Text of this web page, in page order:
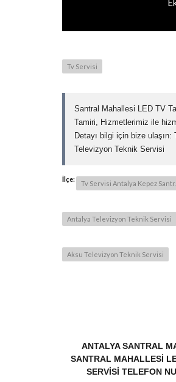
Tv Servisi
Santral Mahallesi LED TV
Tamiri, Hizmetlerimiz ile
Detayı bilgi için bize
Televizyon Teknik Servisi
İlçe:
Tv Servisi Antalya Kepez
Antalya Televizyon Teknik Servisi
Aksu Televizyon Teknik Servisi
ANTALYA SANTRAL
SANTRAL MAHALLESI
SERVISI TELEFON